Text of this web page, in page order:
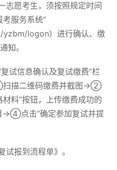
志愿考生，须按照规定时间
服务系统”
yzbm/logon）进行确认、缴
知。
试信息确认及复试缴费”栏
扫描二维码缴费并截图→②
料”按钮，上传缴费成功的
点击“确定参加复试并提
试报到流程单》。